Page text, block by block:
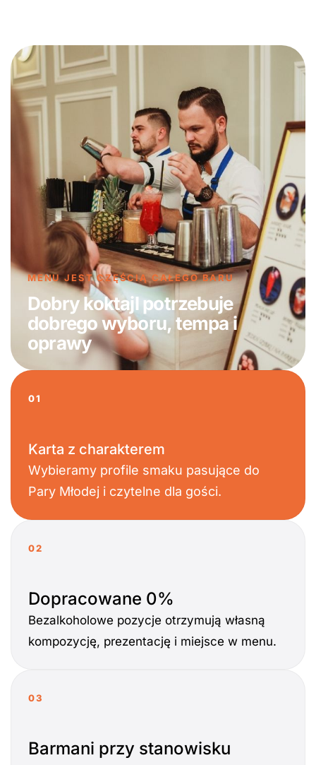
MENU JEST CZĘŚCIĄ CAŁEGO BARU
Dobry koktajl potrzebuje
dobrego wyboru, tempa i
oprawy
01
Karta z charakterem
Wybieramy profile smaku pasujące do
Pary Młodej i czytelne dla gości.
02
Dopracowane 0%
Bezalkoholowe pozycje otrzymują własną
kompozycję, prezentację i miejsce w menu.
03
Barmani przy stanowisku